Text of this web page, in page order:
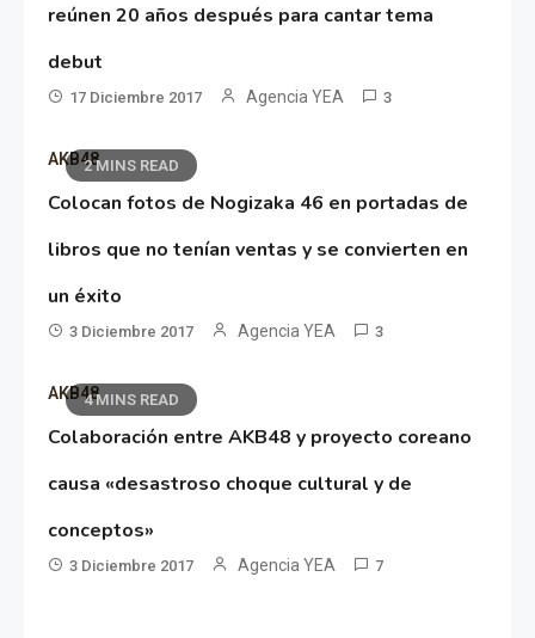
reúnen 20 años después para cantar tema
debut
17 Diciembre 2017 Agencia YEA 3
2 MINS READ
AKB48
Colocan fotos de Nogizaka 46 en portadas de
libros que no tenían ventas y se convierten en
un éxito
3 Diciembre 2017 Agencia YEA 3
4 MINS READ
AKB48
Colaboración entre AKB48 y proyecto coreano
causa «desastroso choque cultural y de
conceptos»
3 Diciembre 2017 Agencia YEA 7